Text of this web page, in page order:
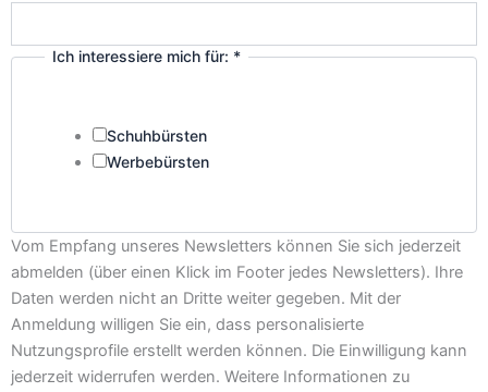
Ich interessiere mich für: *
Schuhbürsten
Werbebürsten
Vom Empfang unseres Newsletters können Sie sich jederzeit
abmelden (über einen Klick im Footer jedes Newsletters). Ihre
Daten werden nicht an Dritte weiter gegeben. Mit der
Anmeldung willigen Sie ein, dass personalisierte
Nutzungsprofile erstellt werden können. Die Einwilligung kann
jederzeit widerrufen werden. Weitere Informationen zu